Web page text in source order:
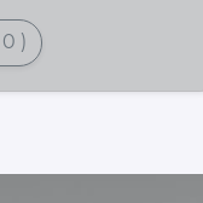
)